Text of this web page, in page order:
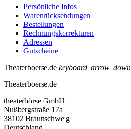
Persönliche Infos
Warenrücksendungen
Bestellungen
Rechnungskorrekturen
Adressen
Gutscheine
Theaterboerse.de keyboard_arrow_down
Theaterboerse.de
theaterbörse GmbH
Nußbergstraße 17a
38102 Braunschweig